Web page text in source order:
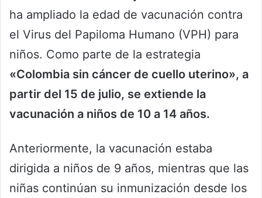
ha ampliado la edad de vacunación contra
el Virus del Papiloma Humano (VPH) para
niños. Como parte de la estrategia
«Colombia sin cáncer de cuello uterino», a
partir del 15 de julio, se extiende la
vacunación a niños de 10 a 14 años.
Anteriormente, la vacunación estaba
dirigida a niños de 9 años, mientras que las
niñas continúan su inmunización desde los